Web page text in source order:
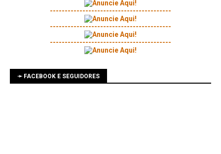
-----------------------------------------
-----------------------------------------
-----------------------------------------
➛ FACEBOOK E SEGUIDORES